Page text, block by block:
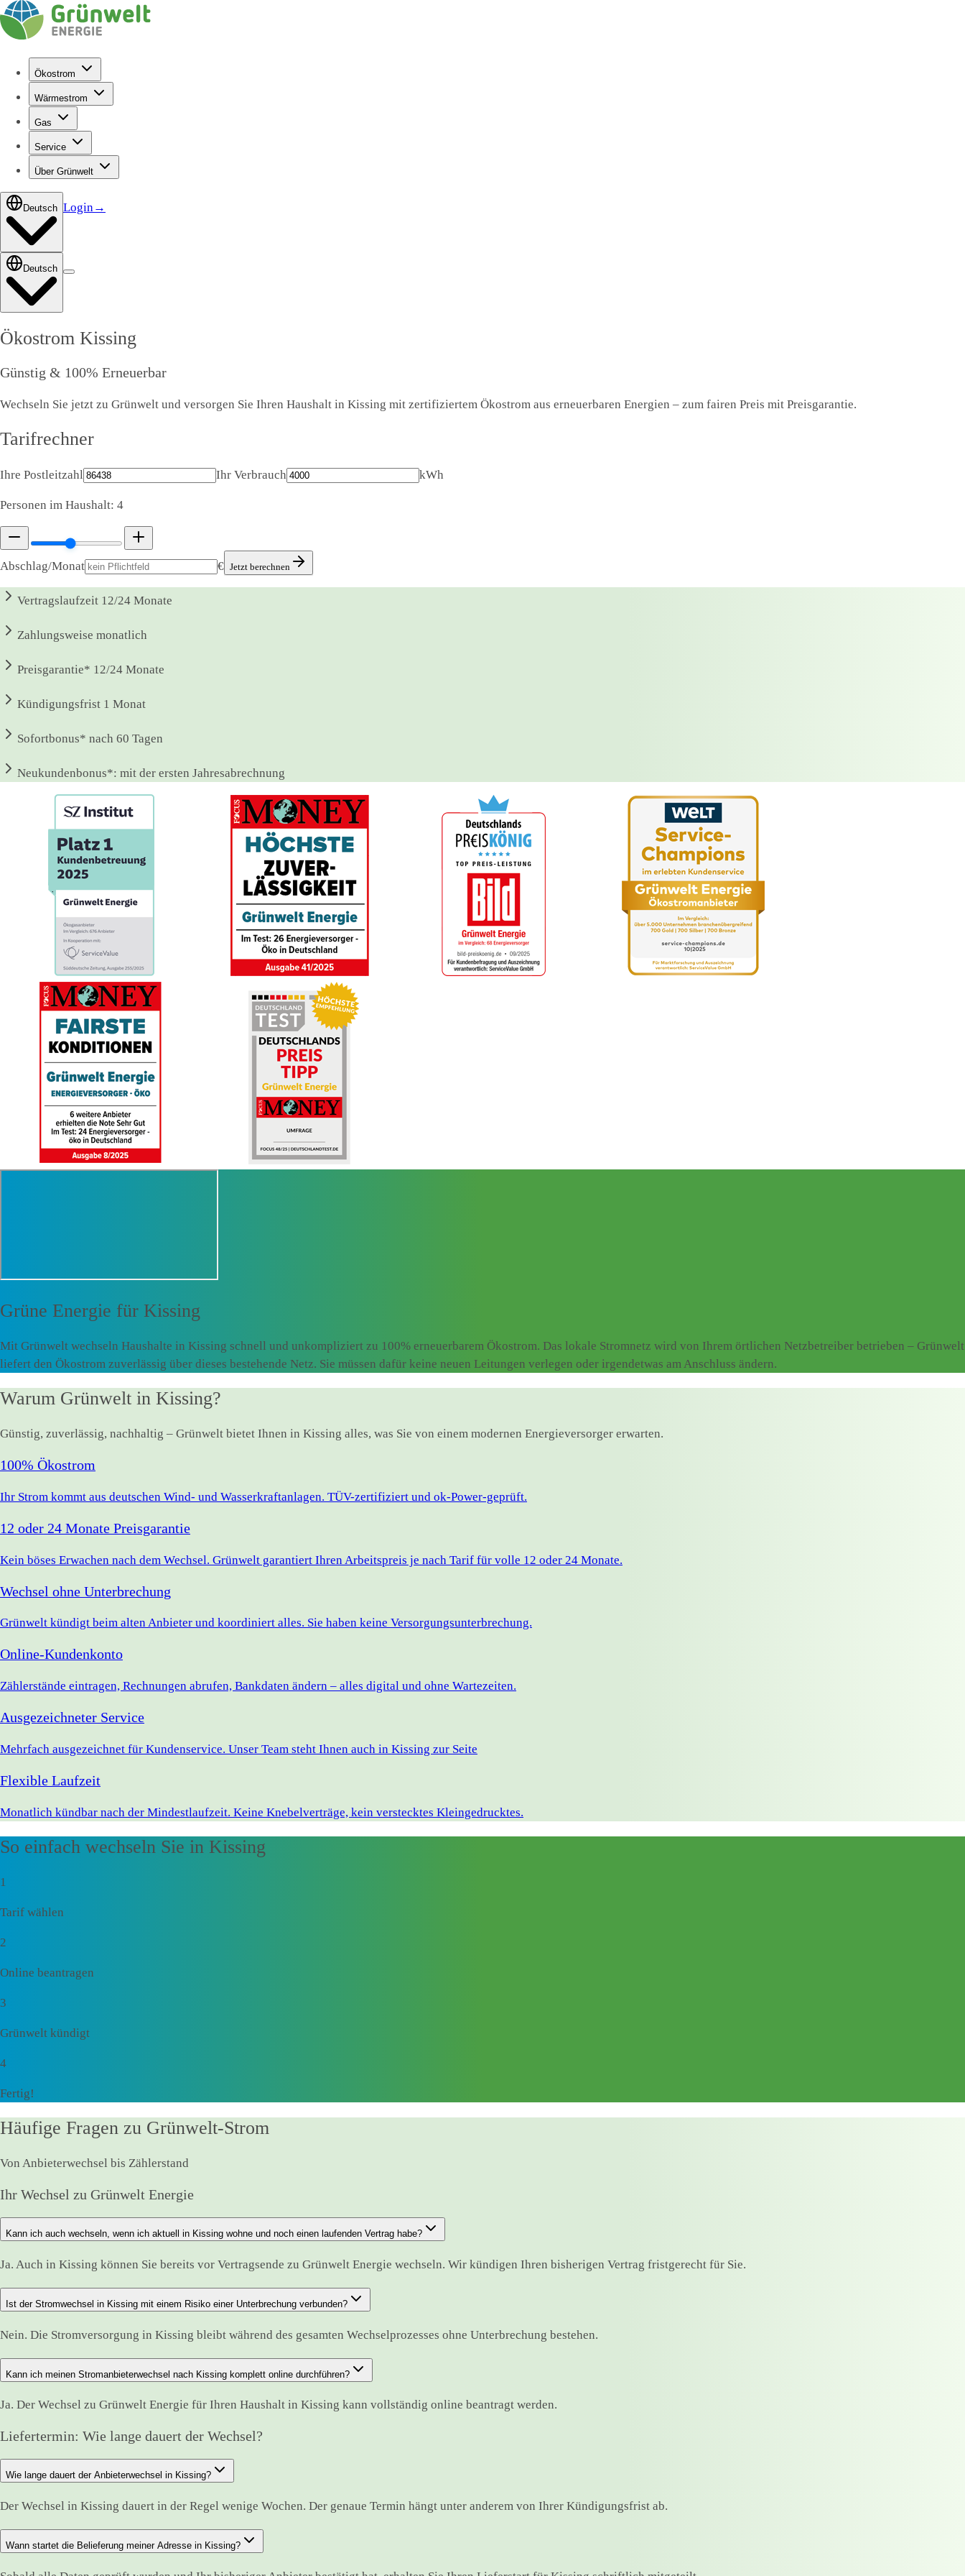
Ökostrom
Wärmestrom
Gas
Service
Über Grünwelt
Deutsch Login→
Deutsch
Ökostrom Kissing
Günstig & 100% Erneuerbar
Wechseln Sie jetzt zu Grünwelt und versorgen Sie Ihren Haushalt in Kissing mit zertifiziertem Ökostrom aus erneuerbaren Energien – zum fairen Preis mit Preisgarantie.
Tarifrechner
Ihre Postleitzahl Ihr Verbrauch kWh
Personen im Haushalt: 4
Abschlag/Monat € Jetzt berechnen
Vertragslaufzeit 12/24 Monate
Zahlungsweise monatlich
Preisgarantie* 12/24 Monate
Kündigungsfrist 1 Monat
Sofortbonus* nach 60 Tagen
Neukundenbonus*: mit der ersten Jahresabrechnung
Grüne Energie für Kissing
Mit Grünwelt wechseln Haushalte in Kissing schnell und unkompliziert zu 100% erneuerbarem Ökostrom. Das lokale Stromnetz wird von Ihrem örtlichen Netzbetreiber betrieben – Grünwelt
liefert den Ökostrom zuverlässig über dieses bestehende Netz. Sie müssen dafür keine neuen Leitungen verlegen oder irgendetwas am Anschluss ändern.
Warum Grünwelt in Kissing?
Günstig, zuverlässig, nachhaltig – Grünwelt bietet Ihnen in Kissing alles, was Sie von einem modernen Energieversorger erwarten.
100% Ökostrom
Ihr Strom kommt aus deutschen Wind- und Wasserkraftanlagen. TÜV-zertifiziert und ok-Power-geprüft.
12 oder 24 Monate Preisgarantie
Kein böses Erwachen nach dem Wechsel. Grünwelt garantiert Ihren Arbeitspreis je nach Tarif für volle 12 oder 24 Monate.
Wechsel ohne Unterbrechung
Grünwelt kündigt beim alten Anbieter und koordiniert alles. Sie haben keine Versorgungsunterbrechung.
Online-Kundenkonto
Zählerstände eintragen, Rechnungen abrufen, Bankdaten ändern – alles digital und ohne Wartezeiten.
Ausgezeichneter Service
Mehrfach ausgezeichnet für Kundenservice. Unser Team steht Ihnen auch in Kissing zur Seite
Flexible Laufzeit
Monatlich kündbar nach der Mindestlaufzeit. Keine Knebelverträge, kein verstecktes Kleingedrucktes.
So einfach wechseln Sie in Kissing
1
Tarif wählen
2
Online beantragen
3
Grünwelt kündigt
4
Fertig!
Häufige Fragen zu Grünwelt-Strom
Von Anbieterwechsel bis Zählerstand
Ihr Wechsel zu Grünwelt Energie
Kann ich auch wechseln, wenn ich aktuell in Kissing wohne und noch einen laufenden Vertrag habe?
Ja. Auch in Kissing können Sie bereits vor Vertragsende zu Grünwelt Energie wechseln. Wir kündigen Ihren bisherigen Vertrag fristgerecht für Sie.
Ist der Stromwechsel in Kissing mit einem Risiko einer Unterbrechung verbunden?
Nein. Die Stromversorgung in Kissing bleibt während des gesamten Wechselprozesses ohne Unterbrechung bestehen.
Kann ich meinen Stromanbieterwechsel nach Kissing komplett online durchführen?
Ja. Der Wechsel zu Grünwelt Energie für Ihren Haushalt in Kissing kann vollständig online beantragt werden.
Liefertermin: Wie lange dauert der Wechsel?
Wie lange dauert der Anbieterwechsel in Kissing?
Der Wechsel in Kissing dauert in der Regel wenige Wochen. Der genaue Termin hängt unter anderem von Ihrer Kündigungsfrist ab.
Wann startet die Belieferung meiner Adresse in Kissing?